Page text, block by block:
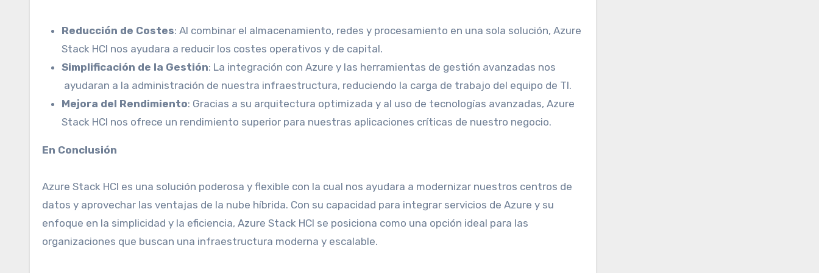
Reducción de Costes: Al combinar el almacenamiento, redes y procesamiento en una sola solución, Azure
Stack HCI nos ayudara a reducir los costes operativos y de capital.
Simplificación de la Gestión: La integración con Azure y las herramientas de gestión avanzadas nos
ayudaran a la administración de nuestra infraestructura, reduciendo la carga de trabajo del equipo de TI.
Mejora del Rendimiento: Gracias a su arquitectura optimizada y al uso de tecnologías avanzadas, Azure
Stack HCI nos ofrece un rendimiento superior para nuestras aplicaciones críticas de nuestro negocio.
En Conclusión
Azure Stack HCI es una solución poderosa y flexible con la cual nos ayudara a modernizar nuestros centros de
datos y aprovechar las ventajas de la nube híbrida. Con su capacidad para integrar servicios de Azure y su
enfoque en la simplicidad y la eficiencia, Azure Stack HCI se posiciona como una opción ideal para las
organizaciones que buscan una infraestructura moderna y escalable.